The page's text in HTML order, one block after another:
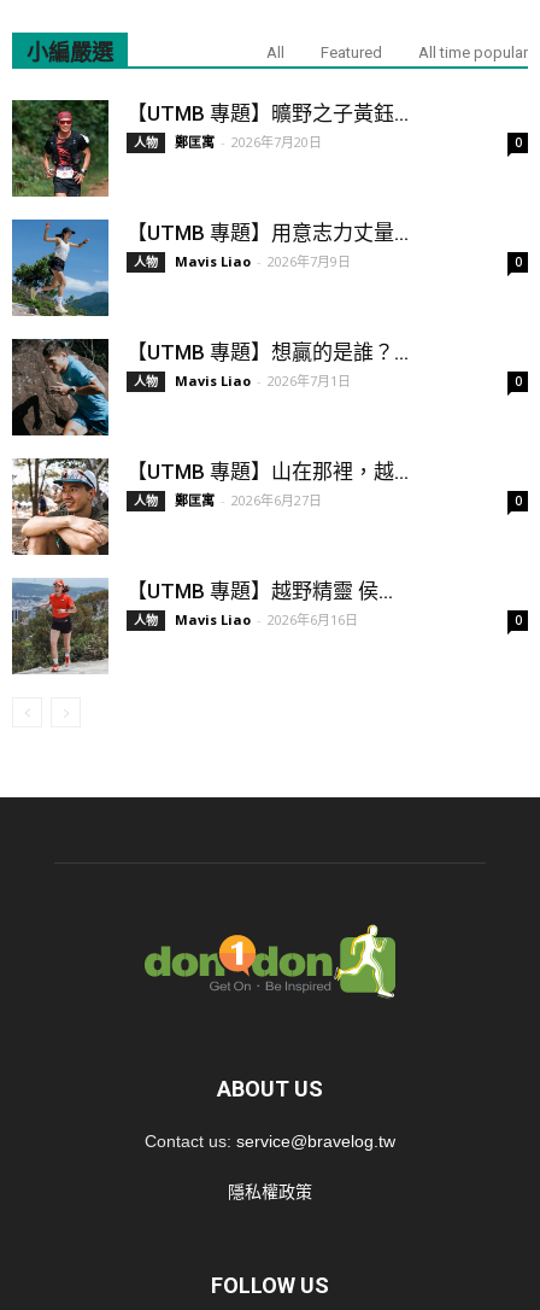
小編嚴選 All Featured All time popular
【UTMB 專題】曠野之子黃鈺...
人物 鄭匡寓 - 2026年7月20日 0
【UTMB 專題】用意志力丈量...
人物 Mavis Liao - 2026年7月9日 0
【UTMB 專題】想贏的是誰？...
人物 Mavis Liao - 2026年7月1日 0
【UTMB 專題】山在那裡，越...
人物 鄭匡寓 - 2026年6月27日 0
【UTMB 專題】越野精靈 侯...
人物 Mavis Liao - 2026年6月16日 0
ABOUT US
Contact us: service@bravelog.tw
隱私權政策
FOLLOW US